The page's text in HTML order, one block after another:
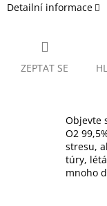
Detailní informace
ZEPTAT SE
Objevte
O2
stresu,
túry,
mnoho